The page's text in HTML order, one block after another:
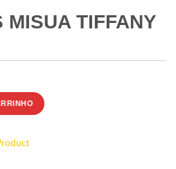
MISUA TIFFANY